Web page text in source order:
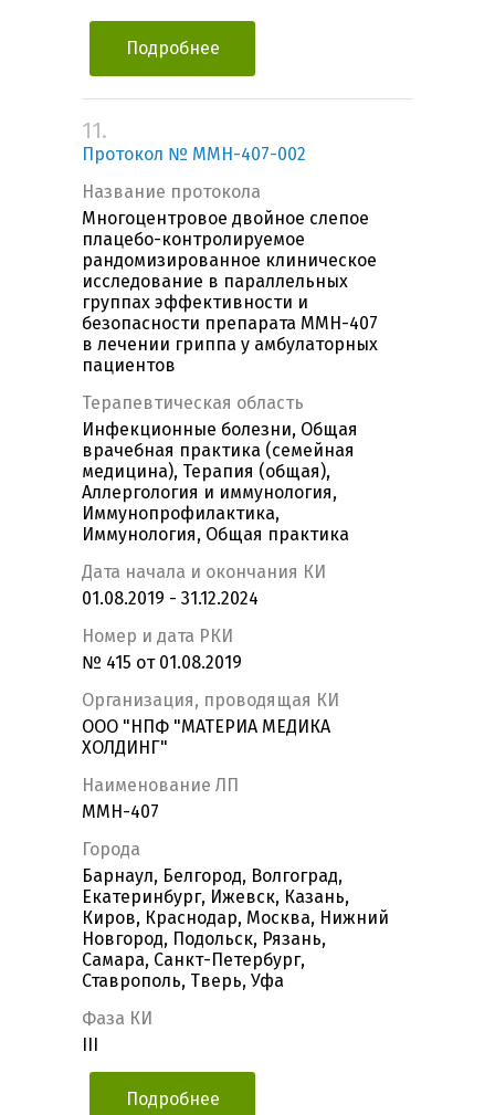
Подробнее
11.
Протокол № MMH-407-002
Название протокола
Многоцентровое двойное слепое
плацебо-контролируемое
рандомизированное клиническое
исследование в параллельных
группах эффективности и
безопасности препарата ММН-407
в лечении гриппа у амбулаторных
пациентов
Терапевтическая область
Инфекционные болезни, Общая
врачебная практика (семейная
медицина), Терапия (общая),
Аллергология и иммунология,
Иммунопрофилактика,
Иммунология, Общая практика
Дата начала и окончания КИ
01.08.2019 - 31.12.2024
Номер и дата РКИ
№ 415 от 01.08.2019
Организация, проводящая КИ
ООО "НПФ "МАТЕРИА МЕДИКА
ХОЛДИНГ"
Наименование ЛП
ММН-407
Города
Барнаул, Белгород, Волгоград,
Екатеринбург, Ижевск, Казань,
Киров, Краснодар, Москва, Нижний
Новгород, Подольск, Рязань,
Самара, Санкт-Петербург,
Ставрополь, Тверь, Уфа
Фаза КИ
Подробнее